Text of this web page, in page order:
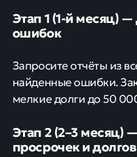
Этап 1 (1-й месяц)
ошибок
Запросите отчёты из
найденные ошибки.
мелкие долги до 50
Этап 2 (2–3 месяц)
просрочек и долгов